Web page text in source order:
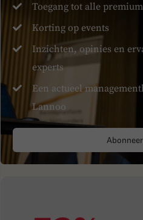
Toegang tot alle
Korting op events
Inzichten, opinies en
experts
Een actueel
Lannoo